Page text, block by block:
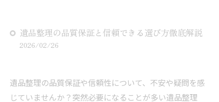
遺品整理の品質保証と信頼できる選び方徹底解説
2026/02/26
遺品整理の品質保証や信頼性について、不安や疑問を感
じていませんか？突然必要になることが多い遺品整理